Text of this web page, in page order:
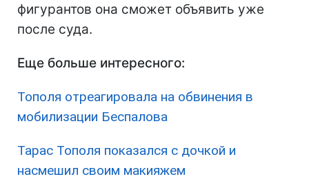
фигурантов она сможет объявить уже
после суда.
Еще больше интересного:
Тополя отреагировала на обвинения в
мобилизации Беспалова
Тарас Тополя показался с дочкой и
насмешил своим макияжем